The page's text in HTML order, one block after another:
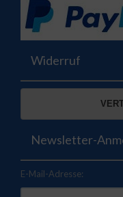
Widerruf
Newsletter-
E-Mail-Adresse: